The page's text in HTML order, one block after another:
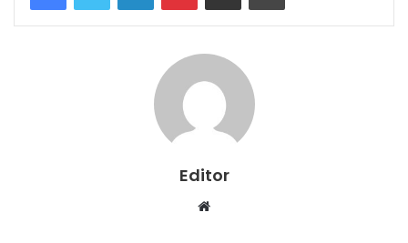
Editor
Website